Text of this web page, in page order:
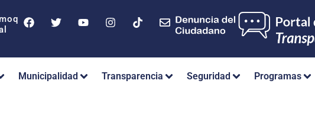
Municipalidad Transparencia Seguridad Programas